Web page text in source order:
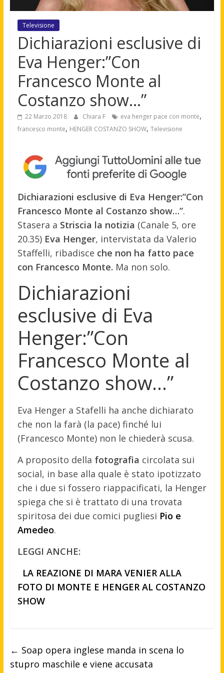
Televisione
Dichiarazioni esclusive di
Eva Henger:”Con
Francesco Monte al
Costanzo show…”
22 Marzo 2018 Chiara F eva henger pace con monte,
francesco monte, HENGER COSTANZO SHOW, Televisione
Dichiarazioni esclusive di Eva Henger:”Con
Francesco Monte al Costanzo show…”.
Stasera a Striscia la notizia (Canale 5, ore
20.35) Eva Henger, intervistata da Valerio
Staffelli, ribadisce che non ha fatto pace
con Francesco Monte. Ma non solo.
Dichiarazioni
esclusive di Eva
Henger:”Con
Francesco Monte al
Costanzo show…”
Eva Henger a Stafelli ha anche dichiarato
che non la farà (la pace) finché lui
(Francesco Monte) non le chiederà scusa.
A proposito della fotografia circolata sui
social, in base alla quale è stato ipotizzato
che i due si fossero riappacificati, la Henger
spiega che si è trattato di una trovata
spiritosa dei due comici pugliesi Pio e
Amedeo.
LEGGI ANCHE:
LA REAZIONE DI MARA VENIER ALLA
FOTO DI MONTE E HENGER AL COSTANZO
SHOW
← Soap opera inglese manda in scena lo
stupro maschile e viene accusata